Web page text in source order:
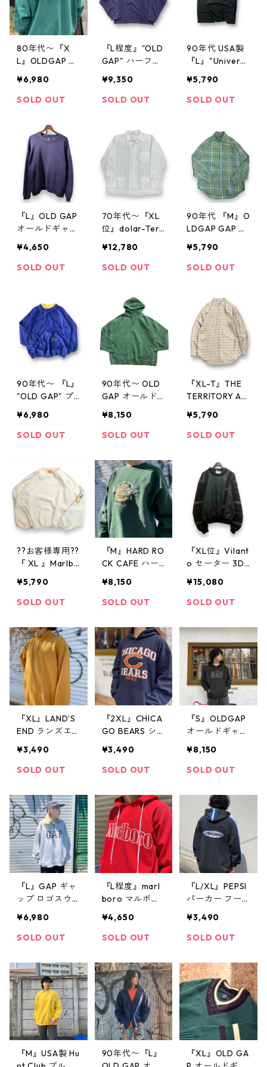
ゴ グレー 古着
古着屋 高円寺
212
80年代〜『X
L』OLDGAP オ
ギャップ ハイ
ネックプリント
リントスウェッ
ト ハイネック
スウェット 緑
古着 古着屋 高
円寺 ビンテー
ジ
¥6,980
SOLD OUT
『L程度』"OLD
GAP" ハーフジ
オールドギャッ
プ スウェット
プ フェード 茄
子紺 刺繍 ネイ
ビー 紺 古着 古
着屋 高円寺 ビ
ンテージ n4101
8
¥9,350
SOLD OUT
90年代 USA製
『L』"Universa
ーサルスタジオ
フロリダ ヴィ
ャツ 半袖Tシャ
ツ シングルス
テッチ 黒 古着
古着屋 高円寺
ビンテージ n40
¥5,790
SOLD OUT
『L』OLD GAP
オールドギャッ
ウェット 無地
スウェット 紺
ンテージ n4051
¥4,650
SOLD OUT
70年代〜『XL
位』dolar-Terl
ツ ビンテージ
シャツ キュー
白 古着 古着屋
高円寺 ビンテ
ージ n40517
¥12,780
SOLD OUT
90年代 『M』O
LDGAP GAP オ
ギャップ シャ
ツ 長袖シャツ
ク アメカジ 春
物 古着 古着屋
高円寺 ビンテ
ージ n40508
¥5,790
SOLD OUT
90年代〜 『L』
"OLD GAP" プ
ト 無地スウェ
ット ネイビー
ビンテージ n40
402
¥6,980
SOLD OUT
90年代〜 OLD
GAP オールド
ップ パーカー
フーディ 緑 グ
着屋 高円寺 ビ
ンテージ n4031
3
¥8,150
SOLD OUT
『XL-T』THE
TERRITORY AH
トリー・アヘッ
ド 長袖シャツ
総柄 チェック
ベージュ 赤 青
古着 古着屋 高
円寺 ビンテー
ジ n4030
¥5,790
SOLD OUT
??お客様専用??
『 XL 』Marlbo
ルボロスウェッ
ト ロゴスウェ
ト 霜降りグレ
ー 古着 古着屋
高円寺 ビンテ
ージ
¥5,790
SOLD OUT
『M』HARD RO
CK CAFE ハー
プリントスウェ
ット 刺繍 緑 古
寺 ビンテージ
¥8,150
SOLD OUT
『XL位』Vilant
o セーター 3D
切替 マルチカ
ラー 緑 グリー
高円寺 ビンテ
ージ n40107
¥15,080
SOLD OUT
『XL』LAND’S
END ランズエ
ップ 無地 スウ
ェット 黄 古着
ビンテージ
¥3,490
SOLD OUT
『2XL』CHICA
GO BEARS シ
プルオーバーパ
ーカー フーデ
ネイビー 古着
古着屋 高円寺
ビンテージ
¥3,490
SOLD OUT
『S』OLDGAP
オールドギャッ
バースウィーブ
タイプ パーカ
ブラック 黒 古
着 古着屋 高円
寺 ビンテージ
¥8,150
SOLD OUT
『L』GAP ギャ
ップ ロゴスウ
トスウェット
ハーフジップ
グレー 古着 古
着屋 高円寺 ビ
ンテージ
¥6,980
SOLD OUT
『L程度』marl
boro マルボロ
ゴ 雰囲気系 赤
古着 古着屋 高
ジ
¥4,650
SOLD OUT
『L/XL』PEPSI
パーカー フー
袖ライン 黒 古
着 古着屋 高円
¥3,490
SOLD OUT
『M』USA製 Hu
90年代〜『L』
『XL』OLD GA